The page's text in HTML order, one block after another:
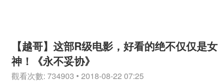
【越哥】这部R级电影，好看的绝不仅仅是女
神！《永不妥协》
觀看次數: 734903 • 2018-08-22 07:25